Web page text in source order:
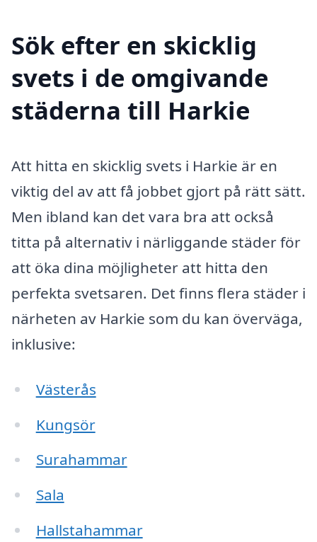
Sök efter en skicklig
svets i de omgivande
städerna till Harkie
Att hitta en skicklig svets i Harkie är en
viktig del av att få jobbet gjort på rätt sätt.
Men ibland kan det vara bra att också
titta på alternativ i närliggande städer för
att öka dina möjligheter att hitta den
perfekta svetsaren. Det finns flera städer i
närheten av Harkie som du kan överväga,
inklusive:
Västerås
Kungsör
Surahammar
Sala
Hallstahammar